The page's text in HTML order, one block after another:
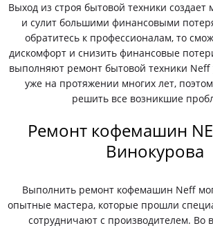
Выход из строя бытовой техники создает
и сулит большими финансовыми
обратитесь к профессионалам, то
дискомфорт и снизить финансовые
выполняют ремонт бытовой техники Neff
уже на протяжении многих лет,
решить все возникшие
Ремонт кофемашин
Винокурова
Выполнить ремонт кофемашин Neff
опытные мастера, которые прошли
сотрудничают с производителем. Во